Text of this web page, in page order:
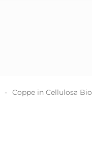
- Coppe in Cellulosa Bio​